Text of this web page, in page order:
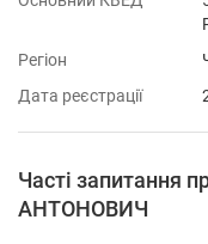
Регіон
Дата реєстрації
Часті запитання
АНТОНОВИЧ